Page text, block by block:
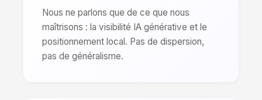
Nous ne parlons que de ce que nous
maîtrisons : la visibilité IA générative et le
positionnement local. Pas de dispersion,
pas de généralisme.